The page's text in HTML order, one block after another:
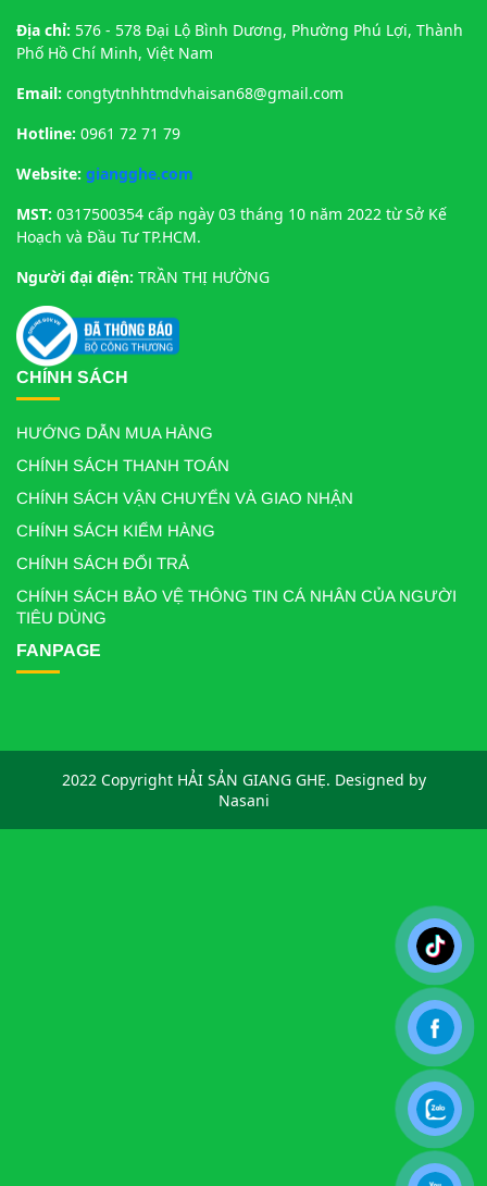
Địa chỉ: 576 - 578 Đại Lộ Bình Dương, Phường Phú Lợi, Thành
Phố Hồ Chí Minh, Việt Nam
Email: congtytnhhtmdvhaisan68@gmail.com
Hotline: 0961 72 71 79
Website: giangghe.com
MST: 0317500354 cấp ngày 03 tháng 10 năm 2022 từ Sở Kế
Hoạch và Đầu Tư TP.HCM.
Người đại điện: TRẦN THỊ HƯỜNG
CHÍNH SÁCH
HƯỚNG DẪN MUA HÀNG
CHÍNH SÁCH THANH TOÁN
CHÍNH SÁCH VẬN CHUYỂN VÀ GIAO NHẬN
CHÍNH SÁCH KIỂM HÀNG
CHÍNH SÁCH ĐỔI TRẢ
CHÍNH SÁCH BẢO VỆ THÔNG TIN CÁ NHÂN CỦA NGƯỜI
TIÊU DÙNG
FANPAGE
2022 Copyright HẢI SẢN GIANG GHẸ. Designed by
Nasani